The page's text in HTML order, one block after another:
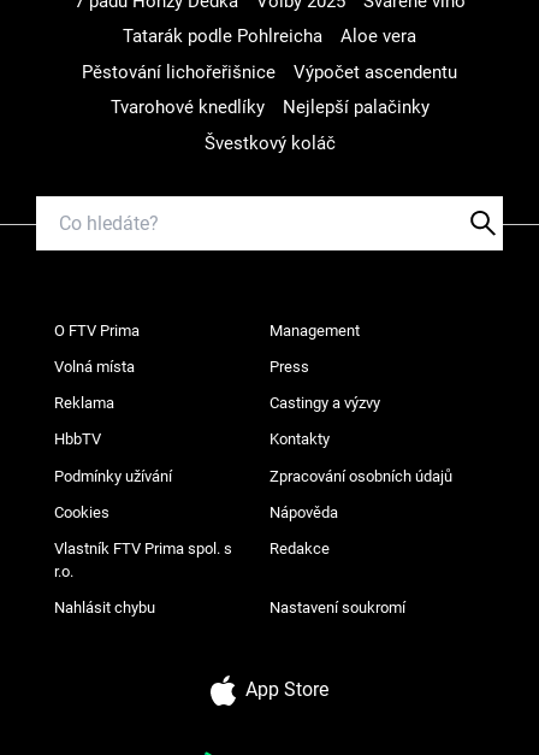
Tatarák podle Pohlreicha
Aloe vera
Pěstování lichořeřišnice
Výpočet ascendentu
Tvarohové knedlíky
Nejlepší palačinky
Švestkový koláč
O FTV Prima Management
Volná místa Press
Reklama Castingy a výzvy
HbbTV Kontakty
Podmínky užívání Zpracování osobních údajů
Cookies Nápověda
Vlastník FTV Prima spol. s
r.o.
Redakce
Nahlásit chybu Nastavení soukromí
App Store